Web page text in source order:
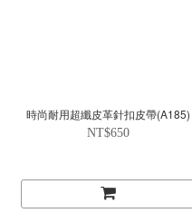
時尚耐用超纖皮革針扣皮帶(A185)
NT$650